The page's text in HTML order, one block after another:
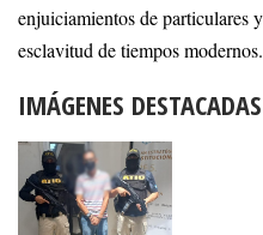
enjuiciamientos de particulares
esclavitud de tiempos modernos.
IMÁGENES DESTACADAS